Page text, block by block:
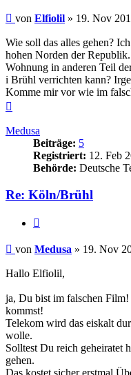
Beitrag
von Elfiolil » 19. Nov
Wie soll das alles gehen?
hohen Norden der
Wohnung in anderen Teil
i Brühl verrichten kann?
Komme mir vor wie im
Medusa
Beiträge: 5
Registriert: 12. Feb
Behörde: Deutsche
Re: Köln/Brühl
Beitrag
von Medusa » 19. Nov
Hallo Elfiolil,
ja, Du bist im falschen
kommst!
Telekom wird das eiskalt
wolle.
Solltest Du reich geheiratet
gehen.